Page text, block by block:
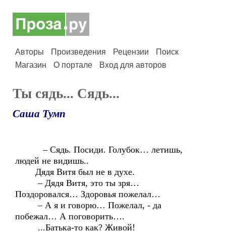
Авторы Произведения Рецензии
Поиск
Магазин
О портале Вход для авторов
Ты сядь... Сядь...
Саша Тумп
– Сядь. Посиди. Голубок… летишь,
людей не видишь..
Дядя Витя был не в духе.
– Дядя Витя, это ты зря…
Поздоровался… Здоровья пожелал…
– А я и говорю… Пожелал, - да
побежал… А поговорить….
...Батька-то как? Живой!